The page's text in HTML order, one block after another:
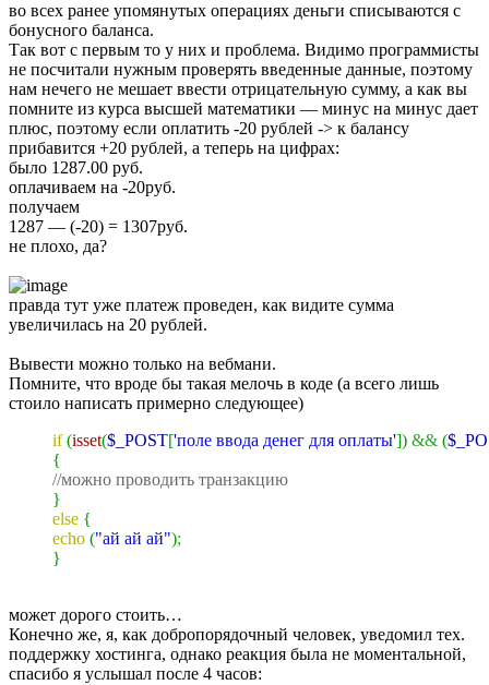
во всех ранее упомянутых операциях деньги списываются с
бонусного баланса.
Так вот с первым то у них и проблема. Видимо программисты
не посчитали нужным проверять введенные данные, поэтому
нам нечего не мешает ввести отрицательную сумму, а как вы
помните из курса высшей математики — минус на минус дает
плюс, поэтому если оплатить -20 рублей -> к балансу
прибавится +20 рублей, а теперь на цифрах:
было 1287.00 руб.
оплачиваем на -20руб.
получаем
1287 — (-20) = 1307руб.
не плохо, да?
правда тут уже платеж проведен, как видите сумма
увеличилась на 20 рублей.
Вывести можно только на вебмани.
Помните, что вроде бы такая мелочь в коде (а всего лишь
стоило написать примерно следующее)
if (isset($_POST['поле ввода денег для оплаты']) && (
{
//можно проводить транзакцию
}
else {
echo ("ай ай ай");
}
может дорого стоить…
Конечно же, я, как добропорядочный человек, уведомил тех.
поддержку хостинга, однако реакция была не моментальной,
спасибо я услышал после 4 часов: